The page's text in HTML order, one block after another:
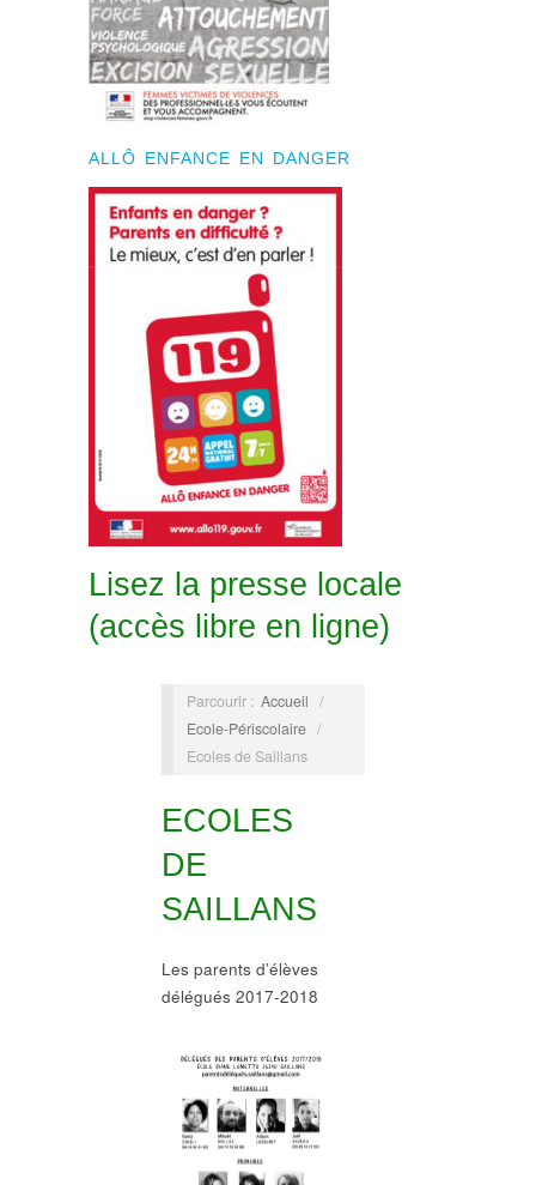
ALLÔ ENFANCE EN DANGER
Lisez la presse locale
(accès libre en ligne)
Parcourir : Accueil /
Ecole-Périscolaire /
Ecoles de Saillans
ECOLES
DE
SAILLANS
Les parents d’élèves
délégués 2017-2018